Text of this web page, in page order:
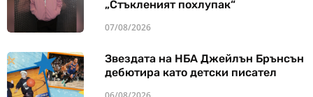
„Стъкленият похлупак“
07/08/2026
Звездата на НБА Джейлън Брънсън
дебютира като детски писател